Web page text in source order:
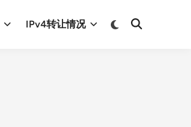
IPv4转让情况
Switch
Open